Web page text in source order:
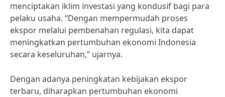
menciptakan iklim investasi yang kondusif bagi para
pelaku usaha. “Dengan mempermudah proses
ekspor melalui pembenahan regulasi, kita dapat
meningkatkan pertumbuhan ekonomi Indonesia
secara keseluruhan,” ujarnya.
Dengan adanya peningkatan kebijakan ekspor
terbaru, diharapkan pertumbuhan ekonomi